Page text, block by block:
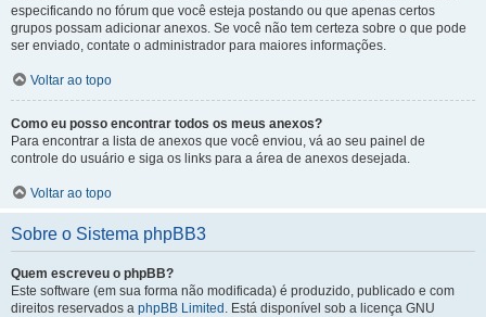
especificando no fórum que você esteja postando ou que apenas certos
grupos possam adicionar anexos. Se você não tem certeza sobre o que pode
ser enviado, contate o administrador para maiores informações.
Voltar ao topo
Como eu posso encontrar todos os meus anexos?
Para encontrar a lista de anexos que você enviou, vá ao seu painel de
controle do usuário e siga os links para a área de anexos desejada.
Voltar ao topo
Sobre o Sistema phpBB3
Quem escreveu o phpBB?
Este software (em sua forma não modificada) é produzido, publicado e com
direitos reservados a phpBB Limited . Está disponível sob a licença GNU